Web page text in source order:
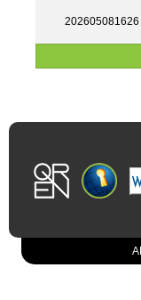
202605081626